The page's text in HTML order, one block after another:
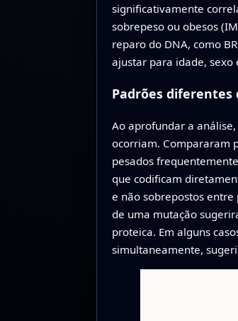
significativamente
sobrepeso ou obesos
reparo do DNA, como
ajustar para idade, sexo
Padrões diferentes
Ao aprofundar a
ocorriam. Compararam
pesados
que codificam
e não sobrepostos
de uma mutação
proteica. Em alguns
simultaneamente,